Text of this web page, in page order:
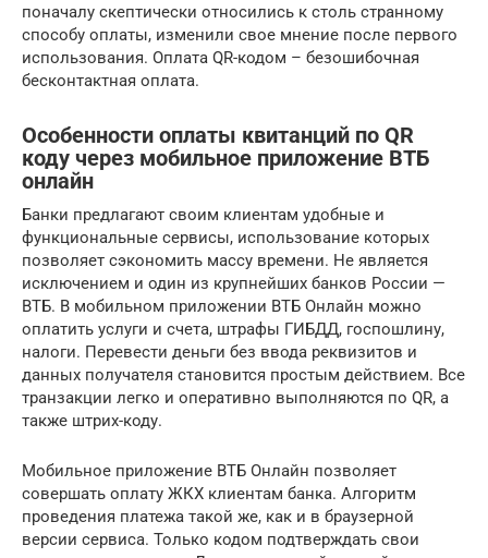
поначалу скептически относились к столь странному
способу оплаты, изменили свое мнение после первого
использования. Оплата QR-кодом – безошибочная
бесконтактная оплата.
Особенности оплаты квитанций по QR
коду через мобильное приложение ВТБ
онлайн
Банки предлагают своим клиентам удобные и
функциональные сервисы, использование которых
позволяет сэкономить массу времени. Не является
исключением и один из крупнейших банков России —
ВТБ. В мобильном приложении ВТБ Онлайн можно
оплатить услуги и счета, штрафы ГИБДД, госпошлину,
налоги. Перевести деньги без ввода реквизитов и
данных получателя становится простым действием. Все
транзакции легко и оперативно выполняются по QR, а
также штрих-коду.
Мобильное приложение ВТБ Онлайн позволяет
совершать оплату ЖКХ клиентам банка. Алгоритм
проведения платежа такой же, как и в браузерной
версии сервиса. Только кодом подтверждать свои